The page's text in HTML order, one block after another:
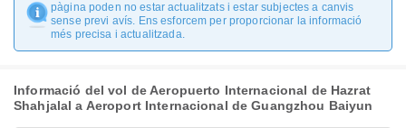
pàgina poden no estar actualitzats i estar subjectes a canvis
sense previ avís. Ens esforcem per proporcionar la informació
més precisa i actualitzada.
Informació del vol de Aeropuerto Internacional de Hazrat
Shahjalal a Aeroport Internacional de Guangzhou Baiyun